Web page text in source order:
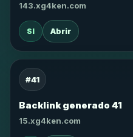
143.xg4ken.com
SI Abrir
#41
Backlink generado 41
15.xg4ken.com